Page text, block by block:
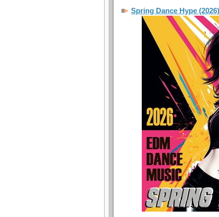
Spring Dance Hype (2026)